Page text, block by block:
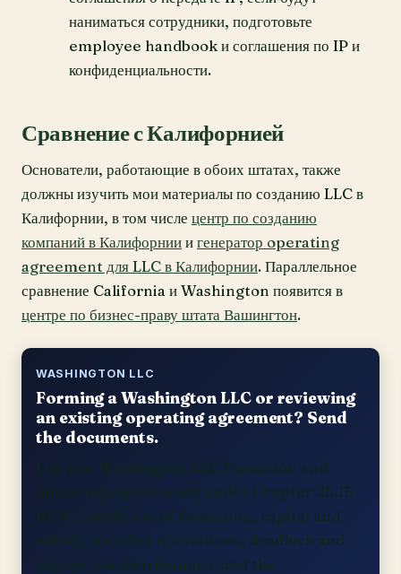
наниматься сотрудники, подготовьте
employee handbook и соглашения по IP и
конфиденциальности.
Сравнение с Калифорнией
Основатели, работающие в обоих штатах, также
должны изучить мои материалы по созданию LLC в
Калифорнии, в том числе центр по созданию
компаний в Калифорнииигенератор operating
agreement для LLC в Калифорнии. Параллельное
сравнение California и Washington появится в
центре по бизнес-праву штата Вашингтон.
WASHINGTON LLC
Forming a Washington LLC or reviewing
an existing operating agreement? Send
the documents.
I review Washington LLC formation and
operating agreements under Chapter 25.15
RCW: certificate of formation, capital and
voting, transfer restrictions, deadlock and
buyout, tax distributions, and the